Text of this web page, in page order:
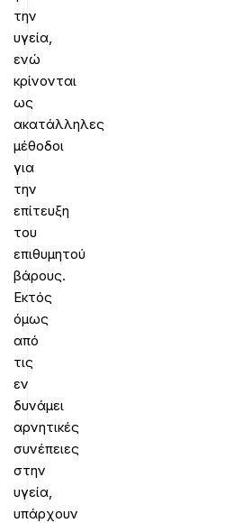
την
υγεία,
ενώ
κρίνονται
ως
ακατάλληλες
μέθοδοι
για
την
επίτευξη
του
επιθυμητού
βάρους.
Εκτός
όμως
από
τις
εν
δυνάμει
αρνητικές
συνέπειες
στην
υγεία,
υπάρχουν